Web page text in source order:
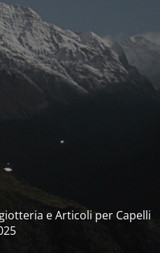
e Articoli per Capelli